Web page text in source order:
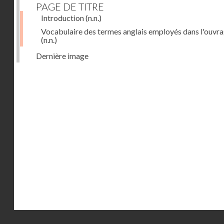
PAGE DE TITRE
Introduction(n.n.)
Vocabulaire des termes anglais employés dans
(n.n.)
Dernière image